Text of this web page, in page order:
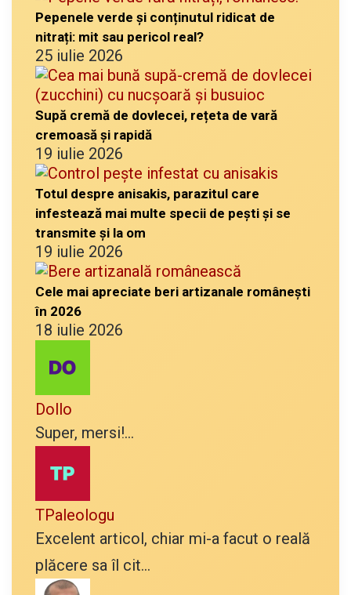
Pepenele verde și conținutul ridicat de
nitrați: mit sau pericol real?
25 iulie 2026
Supă cremă de dovlecei, rețeta de vară
cremoasă și rapidă
19 iulie 2026
Totul despre anisakis, parazitul care
infestează mai multe specii de pești și se
transmite și la om
19 iulie 2026
Cele mai apreciate beri artizanale românești
în 2026
18 iulie 2026
Dollo
Super, mersi!...
TPaleologu
Excelent articol, chiar mi-a facut o reală
plăcere sa îl cit...